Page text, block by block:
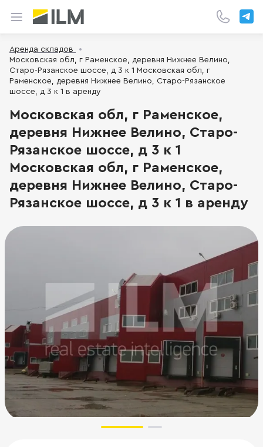
Аренда складов
Московская обл, г Раменское, деревня Нижнее Велино,
Старо-Рязанское шоссе, д 3 к 1 Московская обл, г
Раменское, деревня Нижнее Велино, Старо-Рязанское
шоссе, д 3 к 1 в аренду
Московская обл, г Раменское,
деревня Нижнее Велино, Старо-
Рязанское шоссе, д 3 к 1
Московская обл, г Раменское,
деревня Нижнее Велино, Старо-
Рязанское шоссе, д 3 к 1 в аренду